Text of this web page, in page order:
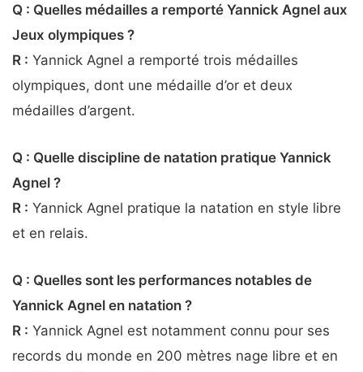
Q : Quelles médailles a remporté Yannick Agnel aux
Jeux olympiques ?
R : Yannick Agnel a remporté trois médailles
olympiques, dont une médaille d’or et deux
médailles d’argent.
Q : Quelle discipline de natation pratique Yannick
Agnel ?
R : Yannick Agnel pratique la natation en style libre
et en relais.
Q : Quelles sont les performances notables de
Yannick Agnel en natation ?
R : Yannick Agnel est notamment connu pour ses
records du monde en 200 mètres nage libre et en